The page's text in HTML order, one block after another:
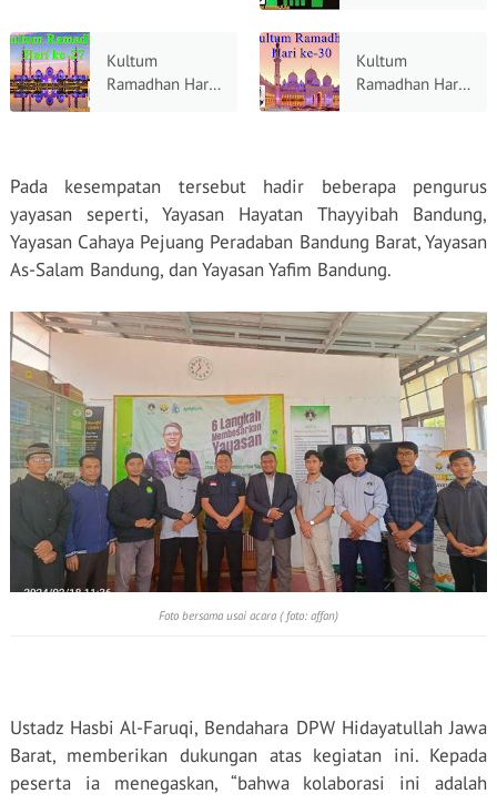
Maslahah: Menemukan
Kembali Tauhid dan
Akhlak sebagai
Fundamental Sejati
Pintu Langit di
Sepertiga
Malam Terakhir
Kultum
Ramadhan Hari
Menanam
Kerinduan pada
Kepulangan
yang Abadi
Kultum
Ramadhan Hari
Rindu di
Gerbang
Keberangkatan
Pada kesempatan tersebut hadir beberapa pengurus
yayasan seperti, Yayasan Hayatan Thayyibah Bandung,
Yayasan Cahaya Pejuang Peradaban Bandung Barat, Yayasan
As-Salam Bandung, dan Yayasan Yafim Bandung.
Foto bersama usai acara ( foto: affan)
Ustadz Hasbi Al-Faruqi, Bendahara DPW Hidayatullah Jawa
Barat, memberikan dukungan atas kegiatan ini. Kepada
peserta ia menegaskan, “bahwa kolaborasi ini adalah